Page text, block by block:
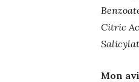
Citric
Mon